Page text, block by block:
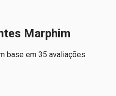
Marphim
base em 35 avaliações